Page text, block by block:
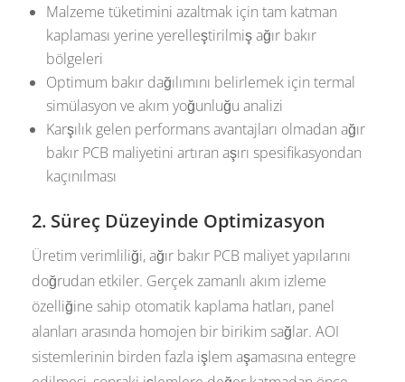
Malzeme tüketimini azaltmak için tam katman
kaplaması yerine yerelleştirilmiş ağır bakır
bölgeleri
Optimum bakır dağılımını belirlemek için termal
simülasyon ve akım yoğunluğu analizi
Karşılık gelen performans avantajları olmadan ağır
bakır PCB maliyetini artıran aşırı spesifikasyondan
kaçınılması
2. Süreç Düzeyinde Optimizasyon
Üretim verimliliği, ağır bakır PCB maliyet yapılarını
doğrudan etkiler. Gerçek zamanlı akım izleme
özelliğine sahip otomatik kaplama hatları, panel
alanları arasında homojen bir birikim sağlar. AOI
sistemlerinin birden fazla işlem aşamasına entegre